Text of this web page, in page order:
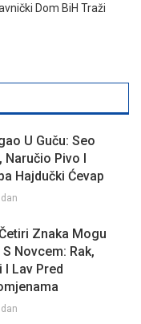
Dom BiH Traži
U Guču: Seo
Naručio Pivo I
Hajdučki Ćevap
dan
Znaka Mogu
Novcem: Rak,
I Lav Pred
dan